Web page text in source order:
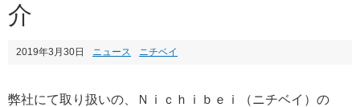
介
2019年3月30日 ニュース ニチベイ
弊社にて取り扱いの、Ｎｉｃｈｉｂｅｉ（ニチベイ）の